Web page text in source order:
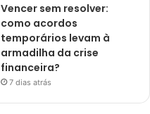
Vencer sem resolver:
como acordos
temporários levam à
armadilha da crise
financeira?
7 dias atrás